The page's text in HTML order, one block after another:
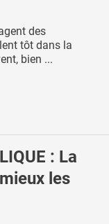
des
tôt dans la
bien ...
: La
les